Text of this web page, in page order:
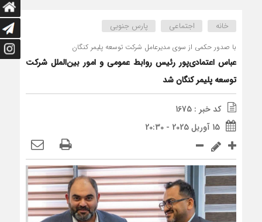
خانه اجتماعی پارس جنوبی
با صدور حکمی از سوی مدیرعامل شرکت توسعه پلیمر کنگان
عباس اعتمادی‌پور رئیس روابط عمومی و امور بین‌الملل شرکت
توسعه پلیمر کنگان شد
کد خبر : 1675
15 آوریل 2025 - 20:30